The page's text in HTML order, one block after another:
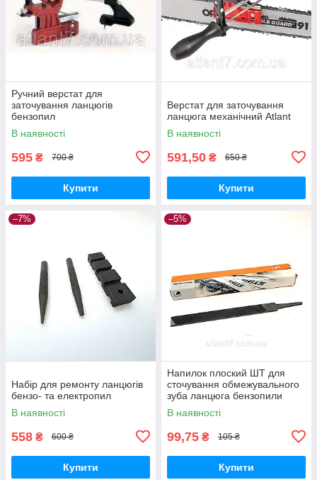
Ручний верстат для
заточування ланцюгів
бензопил
В наявності
595 ₴ 700 ₴
Купити
Верстат для заточування
ланцюга механічний Atlant
В наявності
591,50 ₴ 650 ₴
Купити
–7%
Набір для ремонту ланцюгів
бензо- та електропил
В наявності
558 ₴ 600 ₴
Купити
–5%
Напилок плоский ШТ для
сточування обмежувального
зуба ланцюга бензопили
В наявності
99,75 ₴ 105 ₴
Купити